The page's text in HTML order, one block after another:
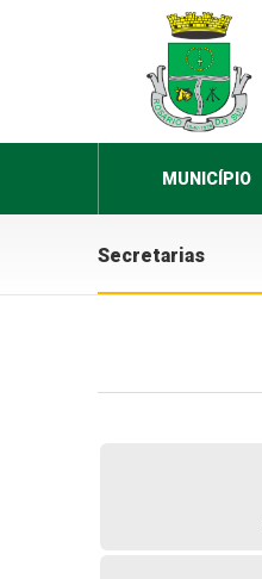
MUNICÍPIO
Secretarias